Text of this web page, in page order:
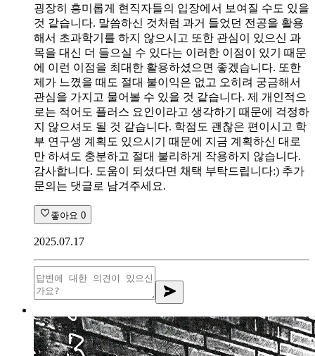
굉장히 흥미롭게 현직자들의 입장에서 보여질 수도 있을
것 같습니다. 말씀하신 것처럼 과거 들었던 전공을 활용
해서 초과학기를 하지 않으시고 또한 관심이 있으신 과
목을 대신 더 들으실 수 있다는 이러한 이점이 있기 때문
에 이런 이점을 최대한 활용하셨으면 좋겠습니다. 또한
제가 느꼈을 때도 절대 불이익은 없고 오히려 궁금해서
관심을 가지고 물어볼 수 있을 것 같습니다. 제 개인적으
로는 적어도 플러스 요인이라고 생각하기 때문에 걱정하
지 않으셔도 될 것 같습니다. 학점도 괜찮은 편이시고 학
부 연구생 계획도 있으시기 때문에 지금 계획하신 대로
만 하셔도 충분하고 절대 불리하게 작용하지 않습니다.
감사합니다. 도움이 되셨다면 채택 부탁드립니다:) 추가
문의는 댓글로 남겨주세요.
좋아요 0
2025.07.17